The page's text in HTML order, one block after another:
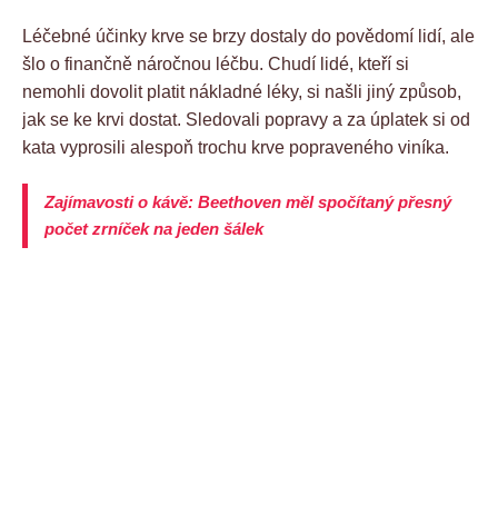
Léčebné účinky krve se brzy dostaly do povědomí lidí, ale
šlo o finančně náročnou léčbu. Chudí lidé, kteří si
nemohli dovolit platit nákladné léky, si našli jiný způsob,
jak se ke krvi dostat. Sledovali popravy a za úplatek si od
kata vyprosili alespoň trochu krve popraveného viníka.
Zajímavosti o kávě: Beethoven měl spočítaný přesný
počet zrníček na jeden šálek